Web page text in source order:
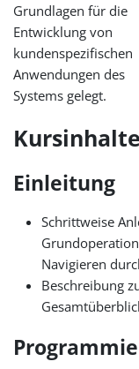
Grundlagen für die
Entwicklung von
kundenspezifischen
Anwendungen des
Systems gelegt.
Kursinhalte
Einleitung
Schrittweise
Navigieren
Beschreibung